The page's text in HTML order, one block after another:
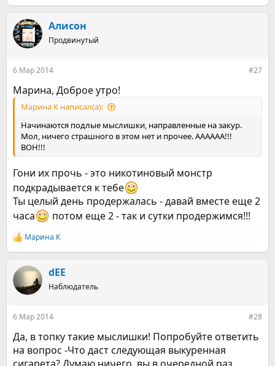
Алисон
Продвинутый
6 Мар 2014 #27
Марина, Доброе утро!
Марина К написал(а):
Начинаются подлые мыслишки, направленные на закур.
Мол, ничего страшного в этом нет и прочее. АААААА!!!
ВОН!!!
Гони их прочь - это никотиновый монстр
подкрадывается к тебе
Ты целый день продержалась - давай вместе еще 2
часа
потом еще 2 - так и сутки продержимся!!!
Р
е
к
ц
и
Марина К
dEE
Наблюдатель
6 Мар 2014 #28
Да, в топку такие мыслишки! Попробуйте ответить
на вопрос -Что даст следующая выкуренная